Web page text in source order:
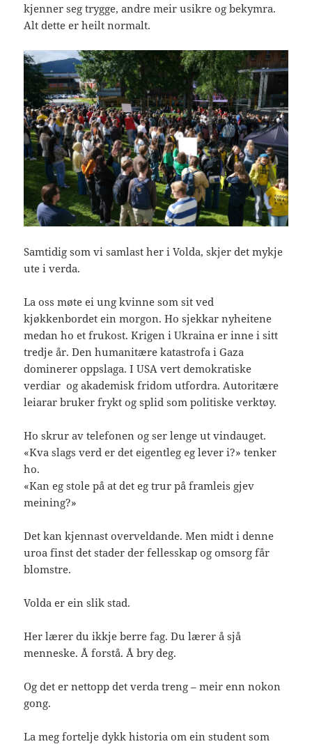
kjenner seg trygge, andre meir usikre og bekymra.
Alt dette er heilt normalt.
Samtidig som vi samlast her i Volda, skjer det mykje
ute i verda.
La oss møte ei ung kvinne som sit ved
kjøkkenbordet ein morgon. Ho sjekkar nyheitene
medan ho et frukost. Krigen i Ukraina er inne i sitt
tredje år. Den humanitære katastrofa i Gaza
dominerer oppslaga. I USA vert demokratiske
verdiar og akademisk fridom utfordra. Autoritære
leiarar bruker frykt og splid som politiske verktøy.
Ho skrur av telefonen og ser lenge ut vindauget.
«Kva slags verd er det eigentleg eg lever i?» tenker
ho.
«Kan eg stole på at det eg trur på framleis gjev
meining?»
Det kan kjennast overveldande. Men midt i denne
uroa finst det stader der fellesskap og omsorg får
blomstre.
Volda er ein slik stad.
Her lærer du ikkje berre fag. Du lærer å sjå
menneske. Å forstå. Å bry deg.
Og det er nettopp det verda treng – meir enn nokon
gong.
La meg fortelje dykk historia om ein student som